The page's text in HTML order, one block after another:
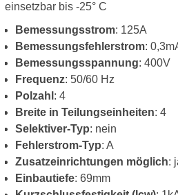
einsetzbar bis -25° C
Bemessungsstrom: 125A
Bemessungsfehlerstrom:
Bemessungsspannung: 400V
Frequenz: 50/60 Hz
Polzahl : 4
Breite in Teilungseinheiten: 4
Selektiver-Typ: nein
Fehlerstrom-Typ: A
Zusatzeinrichtungen möglich:
Einbautiefe: 69mm